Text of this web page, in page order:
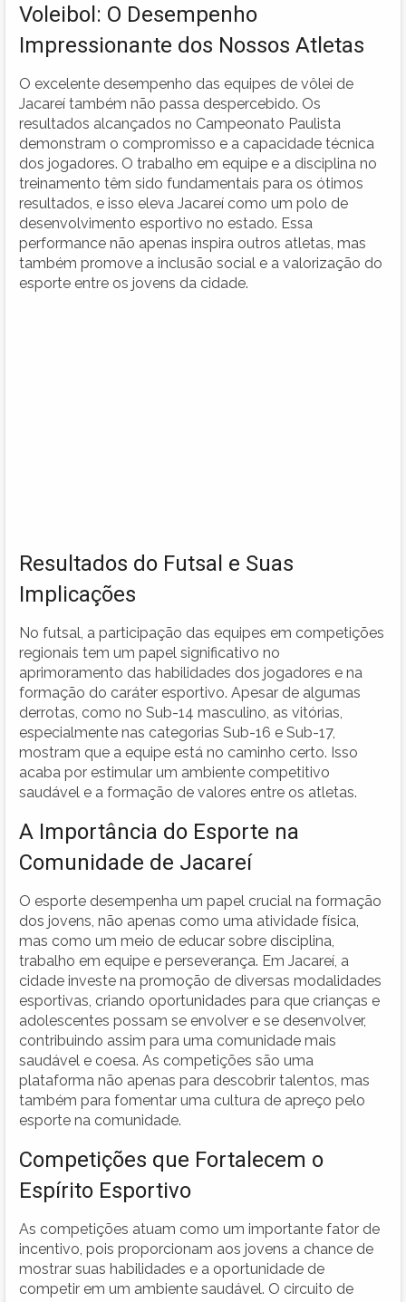
Voleibol: O Desempenho
Impressionante dos Nossos Atletas
O excelente desempenho das equipes de vôlei de
Jacareí também não passa despercebido. Os
resultados alcançados no Campeonato Paulista
demonstram o compromisso e a capacidade técnica
dos jogadores. O trabalho em equipe e a disciplina no
treinamento têm sido fundamentais para os ótimos
resultados, e isso eleva Jacareí como um polo de
desenvolvimento esportivo no estado. Essa
performance não apenas inspira outros atletas, mas
também promove a inclusão social e a valorização do
esporte entre os jovens da cidade.
Resultados do Futsal e Suas
Implicações
No futsal, a participação das equipes em competições
regionais tem um papel significativo no
aprimoramento das habilidades dos jogadores e na
formação do caráter esportivo. Apesar de algumas
derrotas, como no Sub-14 masculino, as vitórias,
especialmente nas categorias Sub-16 e Sub-17,
mostram que a equipe está no caminho certo. Isso
acaba por estimular um ambiente competitivo
saudável e a formação de valores entre os atletas.
A Importância do Esporte na
Comunidade de Jacareí
O esporte desempenha um papel crucial na formação
dos jovens, não apenas como uma atividade física,
mas como um meio de educar sobre disciplina,
trabalho em equipe e perseverança. Em Jacareí, a
cidade investe na promoção de diversas modalidades
esportivas, criando oportunidades para que crianças e
adolescentes possam se envolver e se desenvolver,
contribuindo assim para uma comunidade mais
saudável e coesa. As competições são uma
plataforma não apenas para descobrir talentos, mas
também para fomentar uma cultura de apreço pelo
esporte na comunidade.
Competições que Fortalecem o
Espírito Esportivo
As competições atuam como um importante fator de
incentivo, pois proporcionam aos jovens a chance de
mostrar suas habilidades e a oportunidade de
competir em um ambiente saudável. O circuito de